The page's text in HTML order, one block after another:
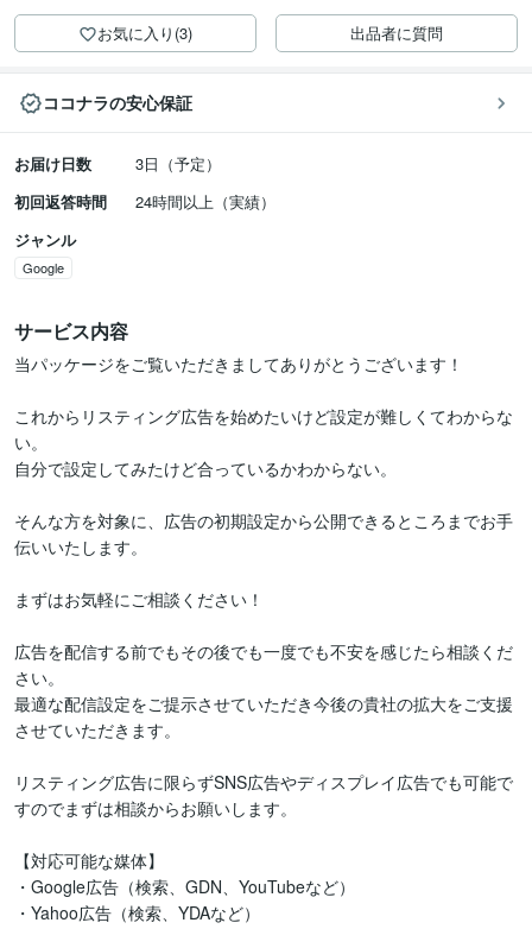
お気に入り(3) 出品者に質問
ココナラの安心保証
お届け日数
3日（予定）
初回返答時間
24時間以上（実績）
ジャンル
Google
サービス内容
当パッケージをご覧いただきましてありがとうございます！
これからリスティング広告を始めたいけど設定が難しくてわからな
い。
自分で設定してみたけど合っているかわからない。
そんな方を対象に、広告の初期設定から公開できるところまでお手
伝いいたします。
まずはお気軽にご相談ください！
広告を配信する前でもその後でも一度でも不安を感じたら相談くだ
さい。
最適な配信設定をご提示させていただき今後の貴社の拡大をご支援
させていただきます。
リスティング広告に限らずSNS広告やディスプレイ広告でも可能で
すのでまずは相談からお願いします。
【対応可能な媒体】
・Google広告（検索、GDN、YouTubeなど）
・Yahoo広告（検索、YDAなど）